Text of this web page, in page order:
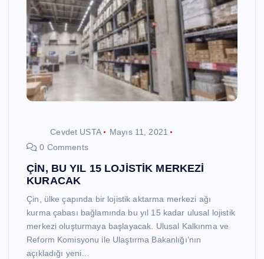
Cevdet USTA
Mayıs 11, 2021
0 Comments
ÇİN, BU YIL 15 LOJİSTİK MERKEZİ
KURACAK
Çin, ülke çapında bir lojistik aktarma merkezi ağı
kurma çabası bağlamında bu yıl 15 kadar ulusal lojistik
merkezi oluşturmaya başlayacak. Ulusal Kalkınma ve
Reform Komisyonu ile Ulaştırma Bakanlığı’nın
açıkladığı yeni…